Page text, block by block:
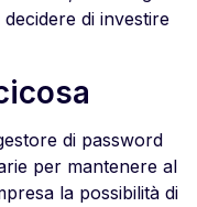
di investire
di password
per mantenere al
la possibilità di